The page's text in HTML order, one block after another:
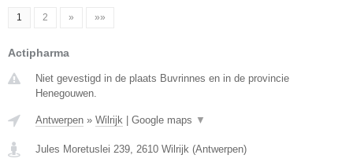
1 2 » »»
Actipharma
Niet gevestigd in de plaats Buvrinnes en in de provincie
Henegouwen.
Antwerpen » Wilrijk Google maps ▼
Jules Moretuslei 239, 2610 Wilrijk (Antwerpen)